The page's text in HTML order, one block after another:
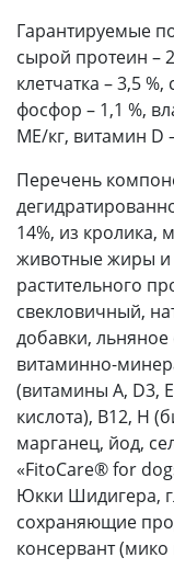
Гарантируемые
сырой протеин –
клетчатка – 3,5
фосфор – 1,1 %,
МЕ/кг, витамин D
Перечень
14%, из кролика,
животные жиры и
растительного
свекловичный,
добавки,
витаминно-
(витамины А, D3,
кислота), В12, Н
марганец, йод,
«FitoCare® for
Юкки Шидигера,
сохраняющие
консервант (мико